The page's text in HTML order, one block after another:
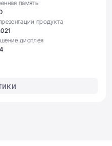
память
продукта
дисплея